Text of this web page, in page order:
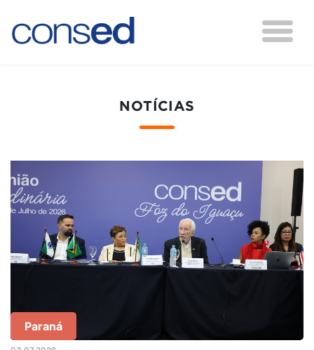
NOTÍCIAS
Paraná